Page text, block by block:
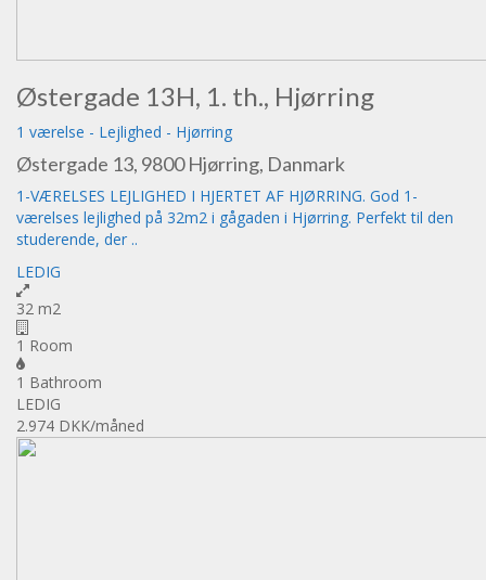
Østergade 13H, 1. th., Hjørring
1 værelse - Lejlighed - Hjørring
Østergade 13, 9800 Hjørring, Danmark
1-VÆRELSES LEJLIGHED I HJERTET AF HJØRRING. God 1-
værelses lejlighed på 32m2 i gågaden i Hjørring. Perfekt til den
studerende, der ..
LEDIG
32 m2
1 Room
1 Bathroom
LEDIG
2.974 DKK/måned